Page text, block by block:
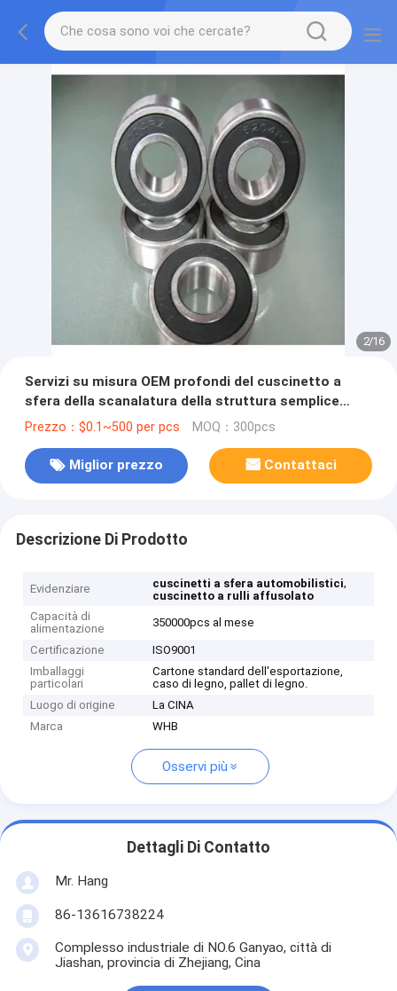
2/16
Servizi su misura OEM profondi del cuscinetto a
sfera della scanalatura della struttura semplice
disponibili
Prezzo：$0.1~500 per pcs MOQ：300pcs
Miglior prezzo Contattaci
Descrizione Di Prodotto
Evidenziare cuscinetti a sfera automobilistici,
cuscinetto a rulli affusolato
Capacità di
alimentazione
350000pcs al mese
Certificazione
ISO9001
Imballaggi
particolari
Cartone standard dell'esportazione,
caso di legno, pallet di legno.
Luogo di origine
La CINA
Marca
WHB
Osservi più
Dettagli Di Contatto
Mr. Hang
86-13616738224
Complesso industriale di NO.6 Ganyao, città di
Jiashan, provincia di Zhejiang, Cina